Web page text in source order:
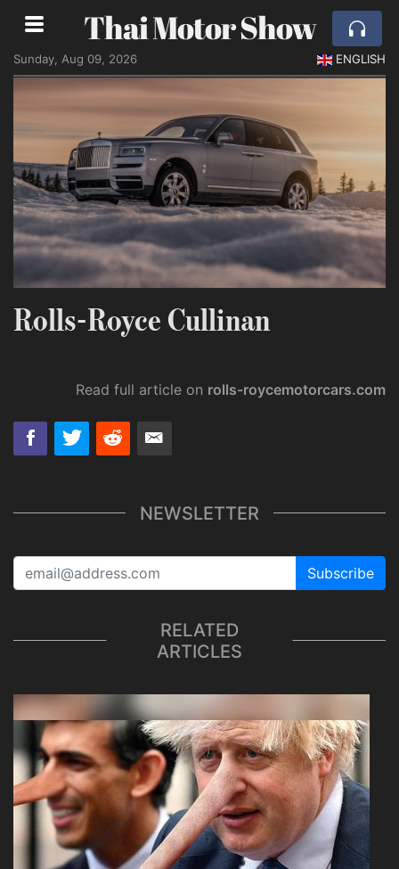
Thai Motor Show
Sunday, Aug 09, 2026 ENGLISH
Rolls-Royce Cullinan
Read full article on rolls-roycemotorcars.com
NEWSLETTER
Subscribe
RELATED
ARTICLES